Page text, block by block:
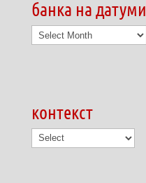
банка на датуми
банка
на
контекст